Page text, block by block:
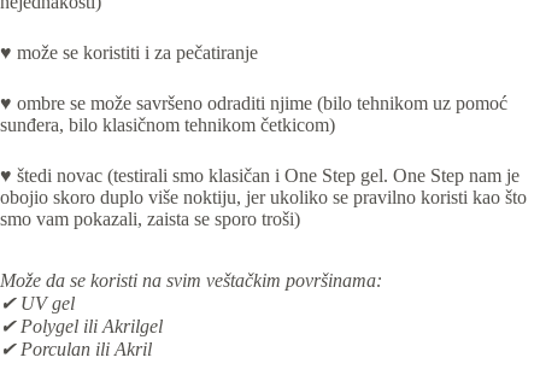
♥ može se koristiti i za pečatiranje
♥ ombre se može savršeno odraditi njime (bilo tehnikom uz pomoć
sunđera, bilo klasičnom tehnikom četkicom)
♥ štedi novac (testirali smo klasičan i One Step gel. One Step nam je
obojio skoro duplo više noktiju, jer ukoliko se pravilno koristi kao što
smo vam pokazali, zaista se sporo troši)
Može da se koristi na svim veštačkim površinama:
✔ UV gel
✔ Polygel ili Akrilgel
✔ Porculan ili Akril